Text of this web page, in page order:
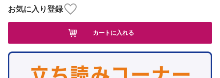
お気に入り登録
カートに入れる